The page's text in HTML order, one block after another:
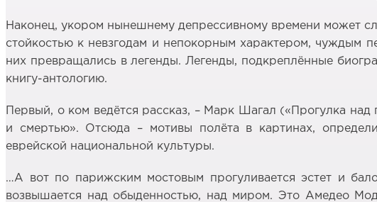
Наконец, укором нынешнему депрессивному времени может
стойкостью к невзгодам и непокорным характером, чуждым
них превращались в легенды. Легенды, подкреплённые
книгу-антологию.
Первый, о ком ведётся рассказ, – Марк Шагал («Прогулка
и смертью». Отсюда – мотивы полёта в картинах,
еврейской национальной культуры.
…А вот по парижским мостовым прогуливается эстет и
возвышается над обыденностью, над миром. Это Амедео